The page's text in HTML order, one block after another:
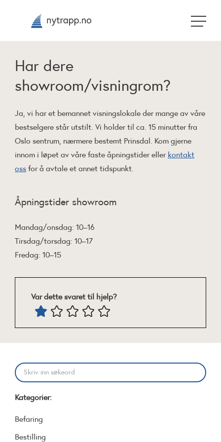
Har dere
showroom/visningrom?
Ja, vi har et bemannet visningslokale der mange av våre
bestselgere står utstilt. Vi holder til ca. 15 minutter fra
Oslo sentrum, nærmere bestemt Prinsdal. Kom gjerne
innom i løpet av våre faste åpningstider eller kontakt
oss for å avtale et annet tidspunkt.
Åpningstider showroom
Mandag/onsdag: 10–16
Tirsdag/torsdag: 10–17
Fredag: 10–15
Var dette svaret til hjelp?
Kategorier:
Befaring
Bestilling